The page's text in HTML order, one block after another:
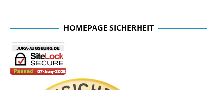
HOMEPAGE SICHERHEIT